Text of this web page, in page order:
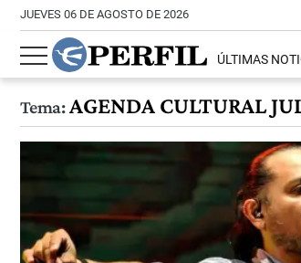
JUEVES 06 DE AGOSTO DE 2026
ÚLTIMAS
Tema:AGENDA CULTURAL